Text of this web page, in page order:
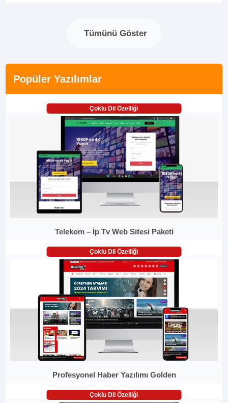
Tümünü Göster
Popüler Yazılımlar
Çoklu Dil Özelliği
Telekom – İp Tv Web Sitesi Paketi
Çoklu Dil Özelliği
Profesyonel Haber Yazılımı Golden
Çoklu Dil Özelliği